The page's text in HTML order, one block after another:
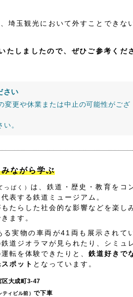
埼玉観光において外すことできな
たしましたので、ぜひご参考くだ
さい
変更や休業または中止の可能性がござ
。
ながら学ぶ
っぱく） は、鉄道・歴史・教育をコ
表する鉄道ミュージアム。
たらした社会的な影響などを楽し
ます。
る実物の車両が41両も展示されて
道ジオラマが見られたり、シミュ
転を体験できたりと、 鉄道好きで
ポット となっています。
区大成町3-47
ティビル前）で下車